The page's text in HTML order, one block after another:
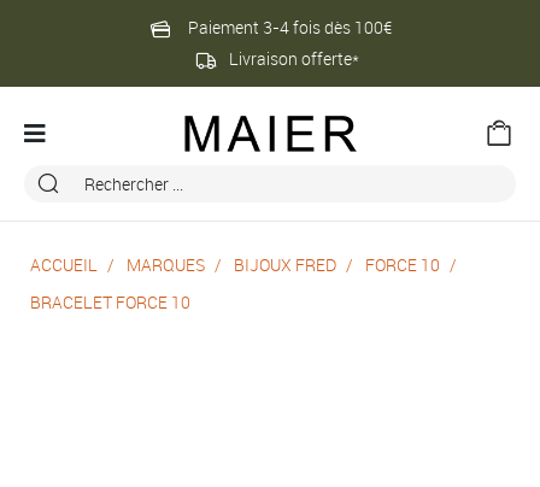
Paiement 3-4 fois dès 100€
Livraison offerte*
ACCUEIL MARQUES BIJOUX FRED
FORCE 10
BRACELET FORCE 10